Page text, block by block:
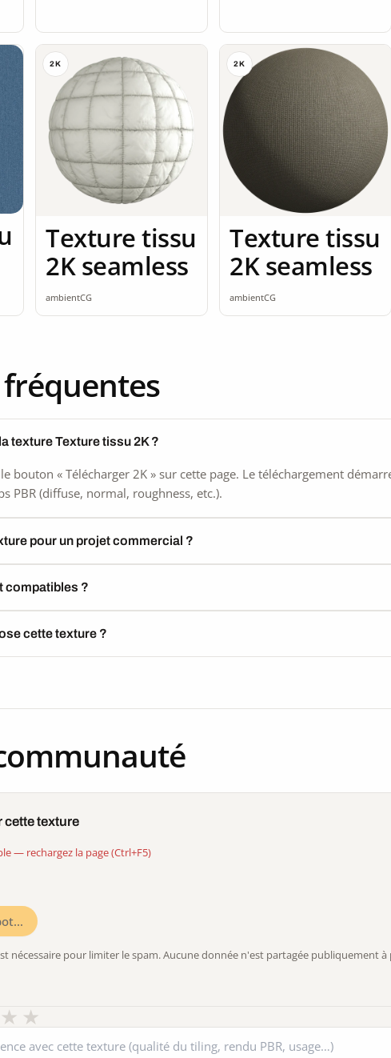
2K
Texture tissu
2K seamless
ambientCG
2K
Texture tissu
2K seamless
ambientCG
texture Texture tissu 2K ?
bouton « Télécharger 2K » sur cette page. Le téléchargement
PBR (diffuse, normal, roughness, etc.).
pour un projet commercial ?
compatibles ?
cette texture ?
cette texture
— rechargez la page (Ctrl+F5)
nécessaire pour limiter le spam. Aucune donnée n'est partagée publiquement
★
★